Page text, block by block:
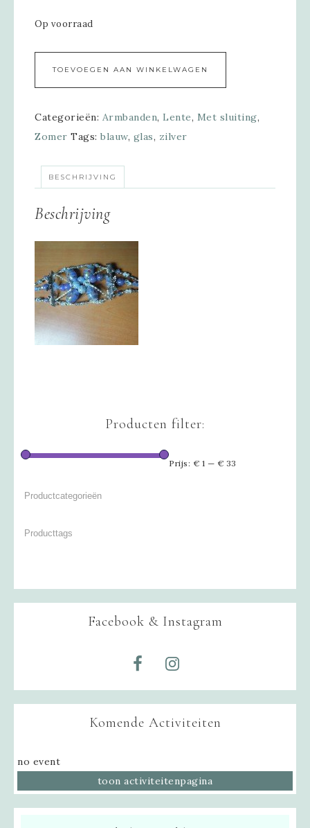
Op voorraad
TOEVOEGEN AAN WINKELWAGEN
Categorieën: Armbanden, Lente, Met sluiting,
Zomer Tags: blauw, glas, zilver
BESCHRIJVING
Beschrijving
Producten filter:
Prijs: € 1 — € 33
Facebook & Instagram
Komende Activiteiten
no event
toon activiteitenpagina